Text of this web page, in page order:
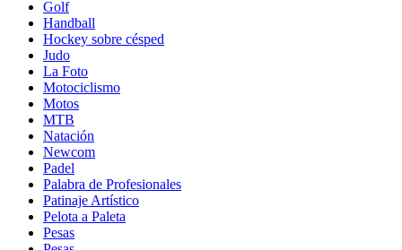
Golf
Handball
Hockey sobre césped
Judo
La Foto
Motociclismo
Motos
MTB
Natación
Newcom
Padel
Palabra de Profesionales
Patinaje Artístico
Pelota a Paleta
Pesas